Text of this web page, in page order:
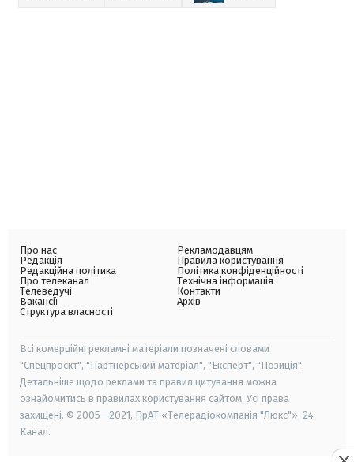
Про нас
Редакція
Редакційна політика
Про телеканал
Телеведучі
Вакансії
Структура власності
Рекламодавцям
Правила користування
Політика конфіденційності
Технічна інформація
Контакти
Архів
Всі комерційні рекламні матеріали позначені словами
"Спецпроєкт", "Партнерський матеріал", "Експерт", "Позиція".
Детальніше щодо реклами та правил цитування можна
ознайомитись в правилах користування сайтом. Усі права
захищені. © 2005—2021, ПрАТ «Телерадіокомпанія "Люкс"», 24
Канал.